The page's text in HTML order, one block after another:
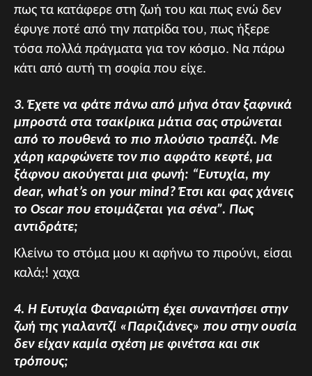
πως τα κατάφερε στη ζωή του και πως ενώ δεν
έφυγε ποτέ από την πατρίδα του, πως ήξερε
τόσα πολλά πράγματα για τον κόσμο. Να πάρω
κάτι από αυτή τη σοφία που είχε.
3. Έχετε να φάτε πάνω από μήνα όταν ξαφνικά
μπροστά στα τσακίρικα μάτια σας στρώνεται
από το πουθενά το πιο πλούσιο τραπέζι. Με
χάρη καρφώνετε τον πιο αφράτο κεφτέ, μα
ξάφνου ακούγεται μια φωνή: “Ευτυχία, my
dear, what’s on your mind? Έτσι και φας χάνεις
το Oscar που ετοιμάζεται για σένα”. Πως
αντιδράτε;
Κλείνω το στόμα μου κι αφήνω το πιρούνι, είσαι
καλά;! χαχα
4. Η Ευτυχία Φαναριώτη έχει συναντήσει στην
ζωή της γιαλαντζί «Παριζιάνες» που στην ουσία
δεν είχαν καμία σχέση με φινέτσα και σικ
τρόπους;